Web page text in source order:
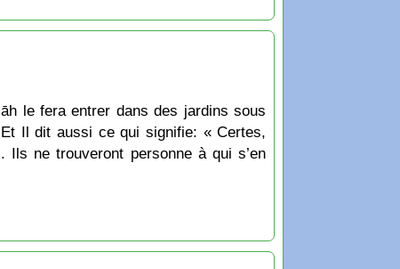
le fera entrer dans des jardins sous
Il dit aussi ce qui signifie: « Certes,
ne trouveront personne à qui s’en